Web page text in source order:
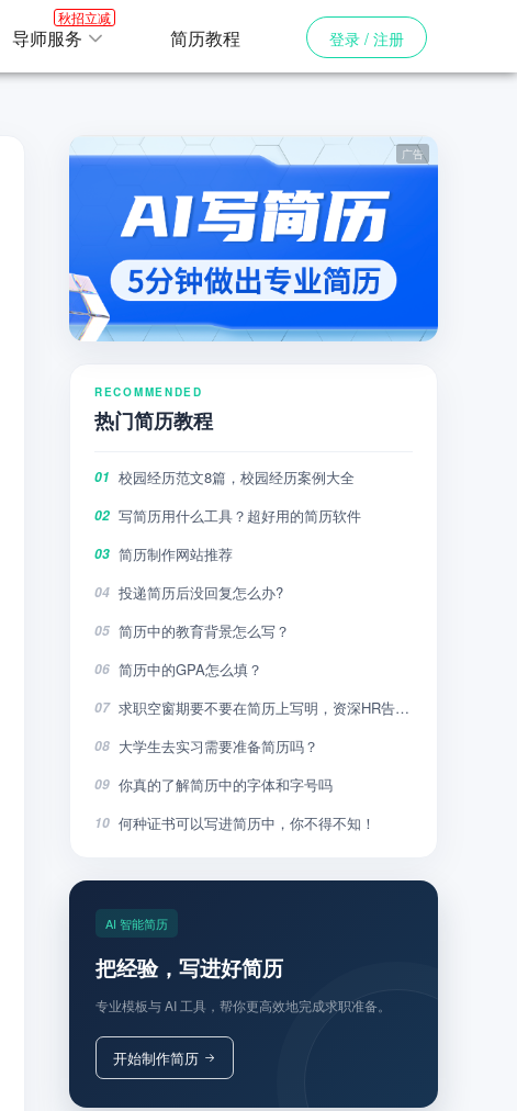
导师服务
秋招立减
简历教程 登录 / 注册
RECOMMENDED
热门简历教程
01 校园经历范文8篇，校园经历案例大全
02 写简历用什么工具？超好用的简历软件
03 简历制作网站推荐
04 投递简历后没回复怎么办?
05 简历中的教育背景怎么写？
06 简历中的GPA怎么填？
07 求职空窗期要不要在简历上写明，资深HR告诉你
08 大学生去实习需要准备简历吗？
09 你真的了解简历中的字体和字号吗
10 何种证书可以写进简历中，你不得不知！
AI 智能简历
把经验，写进好简历
专业模板与 AI 工具，帮你更高效地完成求职准备。
开始制作简历